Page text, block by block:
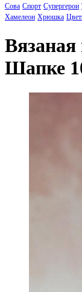
Сова Спорт Супергерои
Хамелеон Хрюшка
Шапке